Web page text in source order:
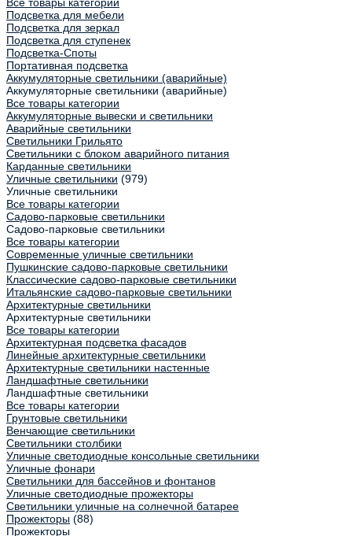
Все товары категории
Подсветка для мебели
Подсветка для зеркал
Подсветка для ступенек
Подсветка-Споты
Портативная подсветка
Аккумуляторные светильники (аварийные)
Аккумуляторные светильники (аварийные)
Все товары категории
Аккумуляторные вывески и светильники
Аварийные светильники
Светильники Грильято
Светильники с блоком аварийного питания
Карданные светильники
Уличные светильники (979)
Уличные светильники
Все товары категории
Садово-парковые светильники
Садово-парковые светильники
Все товары категории
Современные уличные светильники
Пушкинские садово-парковые светильники
Классические садово-парковые светильники
Итальянские садово-парковые светильники
Архитектурные светильники
Архитектурные светильники
Все товары категории
Архитектурная подсветка фасадов
Линейные архитектурные светильники
Архитектурные светильники настенные
Ландшафтные светильники
Ландшафтные светильники
Все товары категории
Грунтовые светильники
Венчающие светильники
Светильники столбики
Уличные светодиодные консольные светильники
Уличные фонари
Светильники для бассейнов и фонтанов
Уличные светодиодные прожекторы
Светильники уличные на солнечной батарее
Прожекторы (88)
Прожекторы